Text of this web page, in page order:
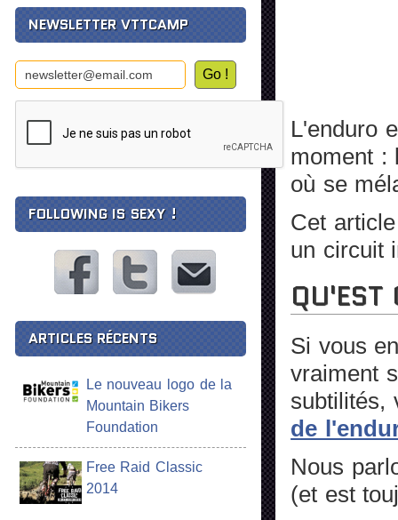
L'enduro
moment :
où se
Cet
un circuit
QU'EST
Si vous
vraiment
subtilités,
de
Nous
(et est
NEWSLETTER VTTCAMP
FOLLOWING IS SEXY !
ARTICLES RÉCENTS
Le nouveau logo de la
Mountain Bikers
Foundation
Free Raid Classic
2014